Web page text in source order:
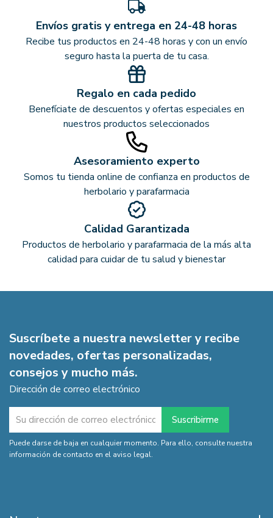
Envíos gratis y entrega en 24-48 horas
Recibe tus productos en 24-48 horas y con un envío
seguro hasta la puerta de tu casa.
Regalo en cada pedido
Benefíciate de descuentos y ofertas especiales en
nuestros productos seleccionados
Asesoramiento experto
Somos tu tienda online de confianza en productos de
herbolario y parafarmacia
Calidad Garantizada
Productos de herbolario y parafarmacia de la más alta
calidad para cuidar de tu salud y bienestar
Suscríbete a nuestra newsletter y recibe
novedades, ofertas personalizadas,
consejos y mucho más.
Dirección de correo electrónico
Puede darse de baja en cualquier momento. Para ello, consulte nuestra
información de contacto en el aviso legal.